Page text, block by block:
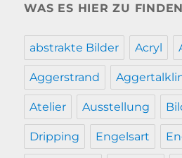
WAS ES HIER ZU
abstrakte Bilder Acryl
Aggerstrand
Atelier Ausstellung
Dripping Engelsart